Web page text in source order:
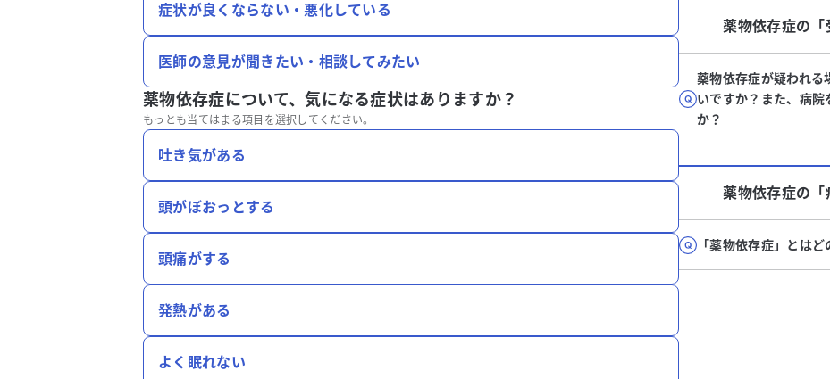
症状が良くならない・悪化している
医師の意見が聞きたい・相談してみたい
薬物依存症について、気になる症状はありますか？
もっとも当てはまる項目を選択してください。
吐き気がある
頭がぼおっとする
頭痛がする
発熱がある
よく眠れない
薬物依存症の「
薬物依存症が疑われる
いですか？また、病
か？
薬物依存症の「
「薬物依存症」とは